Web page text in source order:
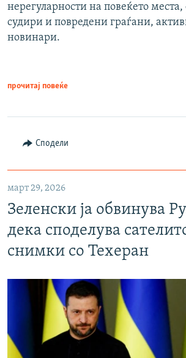
нерегуларности на повеќето
судири и повредени граѓани,
новинари.
прочитај повеќе
Сподели
март 29, 2026
Зеленски ја обвинува
дека споделува
снимки со Техеран